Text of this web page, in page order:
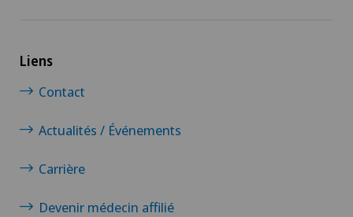
Liens
Contact
Actualités / Événements
Carrière
Devenir médecin affilié